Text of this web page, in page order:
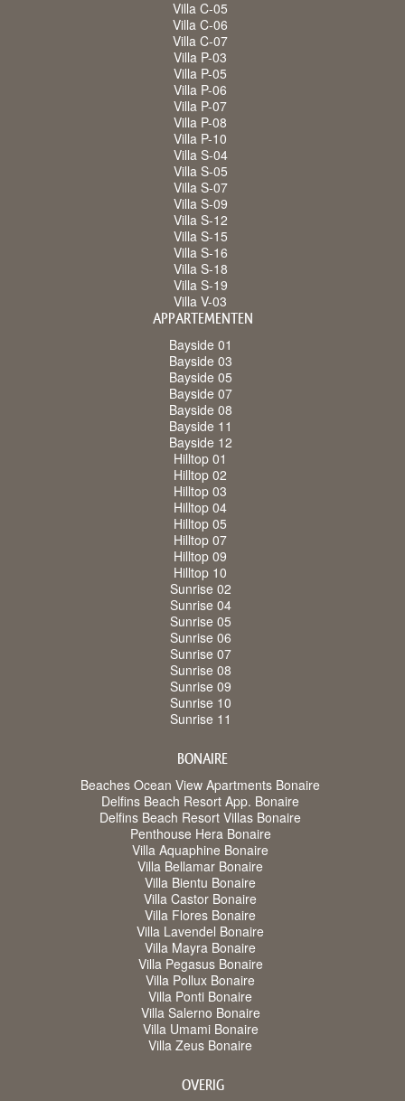
Villa C-05
Villa C-06
Villa C-07
Villa P-03
Villa P-05
Villa P-06
Villa P-07
Villa P-08
Villa P-10
Villa S-04
Villa S-05
Villa S-07
Villa S-09
Villa S-12
Villa S-15
Villa S-16
Villa S-18
Villa S-19
Villa V-03
APPARTEMENTEN
Bayside 01
Bayside 03
Bayside 05
Bayside 07
Bayside 08
Bayside 11
Bayside 12
Hilltop 01
Hilltop 02
Hilltop 03
Hilltop 04
Hilltop 05
Hilltop 07
Hilltop 09
Hilltop 10
Sunrise 02
Sunrise 04
Sunrise 05
Sunrise 06
Sunrise 07
Sunrise 08
Sunrise 09
Sunrise 10
Sunrise 11
BONAIRE
Beaches Ocean View Apartments Bonaire
Delfins Beach Resort App. Bonaire
Delfins Beach Resort Villas Bonaire
Penthouse Hera Bonaire
Villa Aquaphine Bonaire
Villa Bellamar Bonaire
Villa Bientu Bonaire
Villa Castor Bonaire
Villa Flores Bonaire
Villa Lavendel Bonaire
Villa Mayra Bonaire
Villa Pegasus Bonaire
Villa Pollux Bonaire
Villa Ponti Bonaire
Villa Salerno Bonaire
Villa Umami Bonaire
Villa Zeus Bonaire
OVERIG